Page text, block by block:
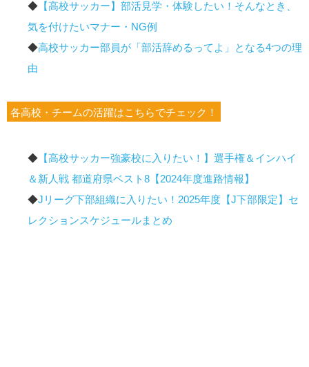
◆ 【高校サッカー】部活見学・体験したい！そんなとき、
気を付けたいマナー・NG例
◆高校サッカー部員が「部活辞めるってよ」となる4つの理
由
各高校・チームの活躍はこちらでチェック！
◆ 【高校サッカー強豪校に入りたい！】選手権＆インハイ
＆新人戦 都道府県ベスト8【2024年度進路情報】
◆Jリーグ下部組織に入りたい！2025年度【J下部限定】セ
レクションスケジュールまとめ